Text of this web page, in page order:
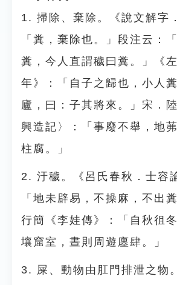
1. 掃除、棄除。《說文解字．
「糞，棄除也。」段注云：
糞，今人直謂穢曰糞。」《
年》：「自子之歸也，小人
廬，曰：子其將來。」宋．
興造記〉：「事廢不舉，地
柱腐。」
2. 汙穢。《呂氏春秋．士容
「地未辟易，不操麻，不出
行簡《李娃傳》：「自秋徂
壤窟室，晝則周遊廛肆。」
3. 屎、動物由肛門排泄之物